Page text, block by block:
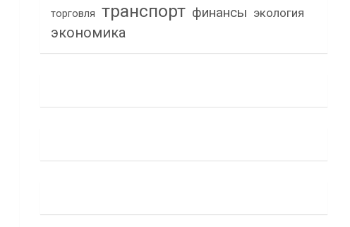
торговля транспорт финансы экология
экономика